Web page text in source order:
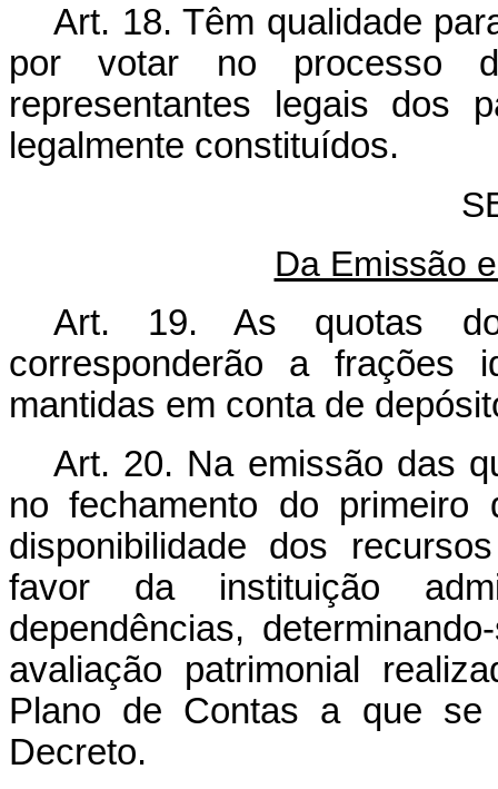
Art. 18. Têm qualidade
por votar no processo
representantes legais dos
legalmente constituídos.
Da Emissão
Art. 19. As quotas
corresponderão a frações
mantidas em conta de
Art. 20. Na emissão das
no fechamento do
disponibilidade dos
favor da instituição
dependências,
avaliação patrimonial
Plano de Contas a que
Decreto.